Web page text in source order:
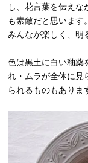
し、花言葉を伝え
も素敵だと思います。
みんなが楽しく、明
色は黒土に白い釉薬
れ・ムラが全体に見
られるものもありま